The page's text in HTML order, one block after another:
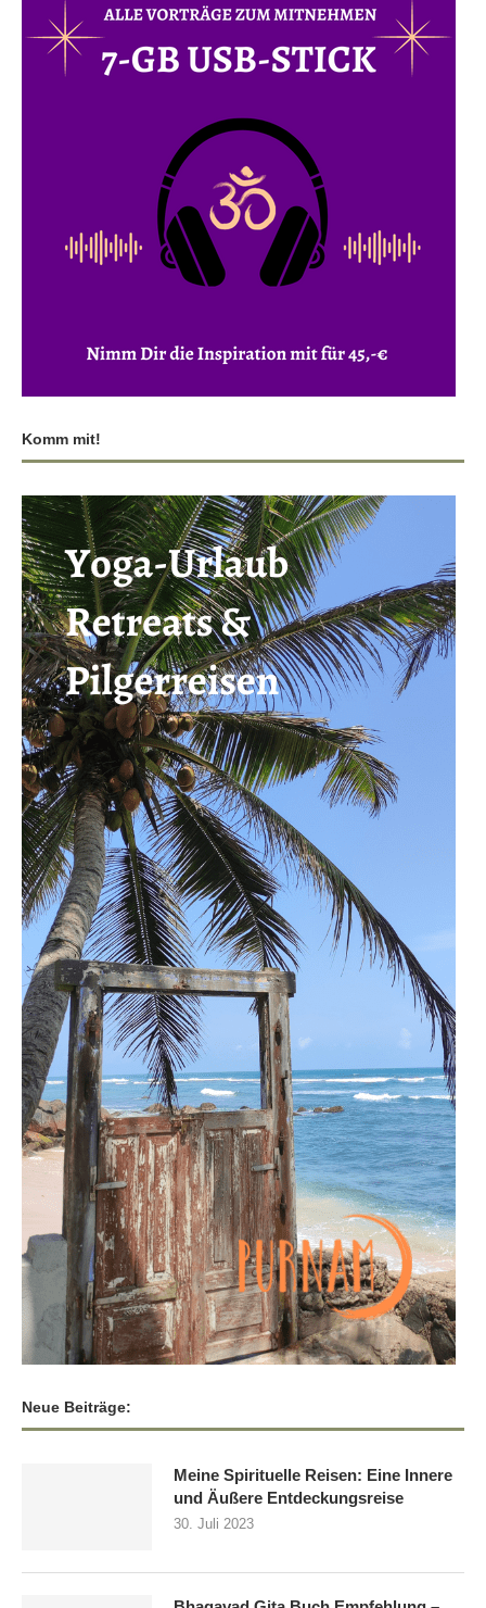
Komm mit!
Neue Beiträge:
Meine Spirituelle Reisen: Eine Innere
und Äußere Entdeckungsreise
30. Juli 2023